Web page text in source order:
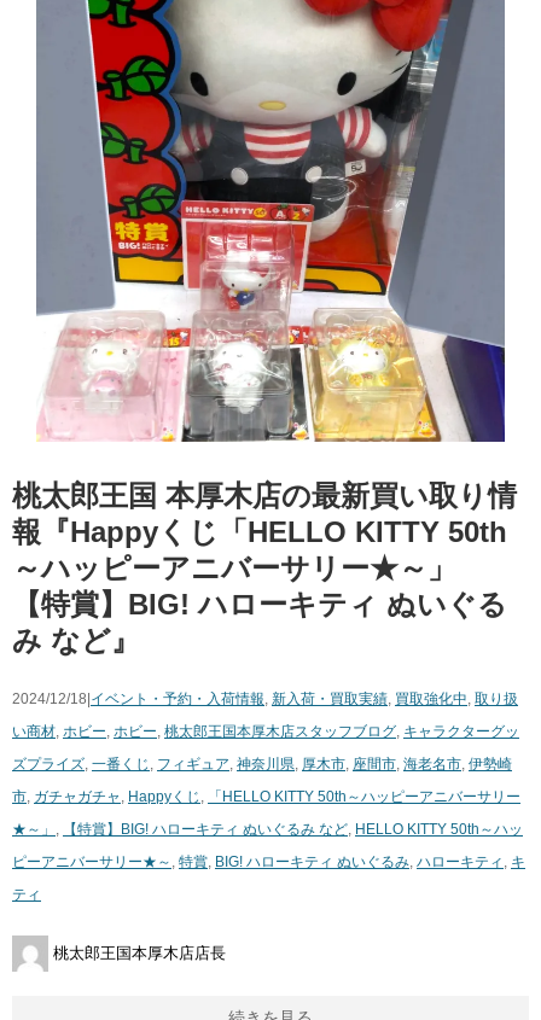
桃太郎王国 本厚木店の最新買い取り情
報『Happyくじ「HELLO KITTY 50th
～ハッピーアニバーサリー★～」
【特賞】BIG! ハローキティ ぬいぐる
み など』
2024/12/18| イベント・予約・入荷情報, 新入荷・買取実績, 買取強化中, 取り扱
い商材, ホビー, ホビー, 桃太郎王国本厚木店スタッフブログ, キャラクターグッ
ズプライズ, 一番くじ , フィギュア, 神奈川県, 厚木市, 座間市, 海老名市, 伊勢崎
市, ガチャガチャ , Happyくじ ,
「HELLO KITTY 50th～ハッピーアニバーサリー
★～」 , 【特賞】BIG! ハローキティ ぬいぐるみ など, HELLO KITTY 50th～ハッ
ピーアニバーサリー★～ , 特賞, BIG! ハローキティ ぬいぐるみ, ハローキティ , キ
ティ
桃太郎王国本厚木店店長